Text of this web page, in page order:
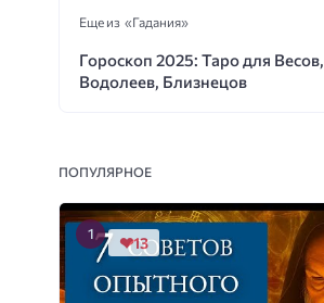
Еще из «Гадания»
Гороскоп 2025: Таро для Весов,
Водолеев, Близнецов
ПОПУЛЯРНОЕ
13